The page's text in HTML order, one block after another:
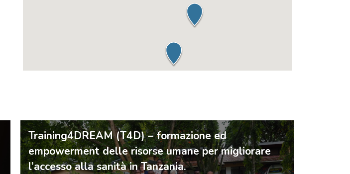
Training4DREAM (T4D) – formazione ed
empowerment delle risorse umane per migliorare
l’accesso alla sanità in Tanzania.